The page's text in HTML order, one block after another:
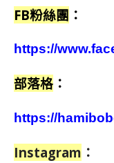
FB粉絲團 ：
https://
部落格 ：
https://
Instagram ：